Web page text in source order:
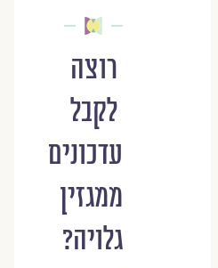
רוצה
לקבל
עדכונים
ממגזין
גלויה?